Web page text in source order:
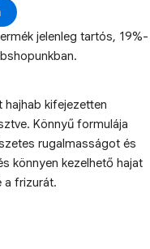
jelenleg tartós, 19%-
hajhab kifejezetten
Könnyű formulája
rugalmasságot és
könnyen kezelhető hajat
a frizurát.